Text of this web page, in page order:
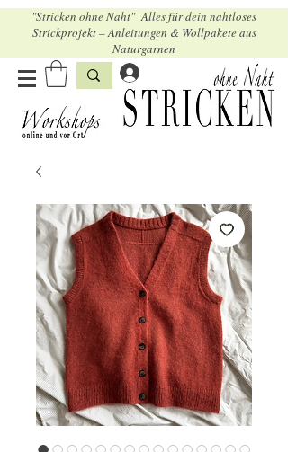
"Stricken ohne Naht" Alles für dein nahtloses
Strickprojekt – Anleitungen & Wollpakete aus
Naturgarnen